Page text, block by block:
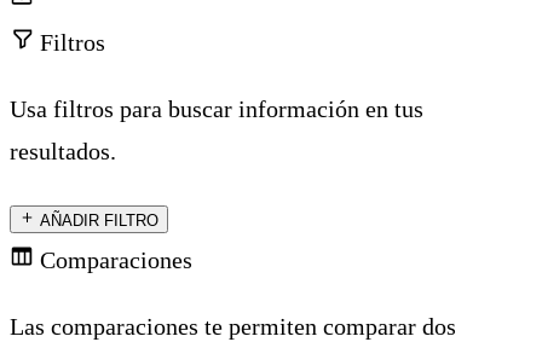
Filtros
Usa filtros para buscar información en tus
resultados.
AÑADIR FILTRO
Comparaciones
Las comparaciones te permiten comparar dos